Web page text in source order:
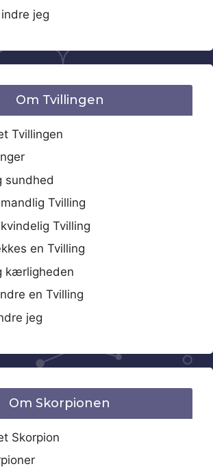
jeg
Om Tvillingen
Tvillingen
sundhed
Tvilling
Tvilling
en Tvilling
kærligheden
en Tvilling
jeg
Om Skorpionen
Skorpion